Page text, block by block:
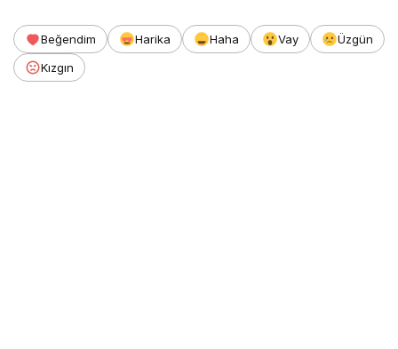
Beğendim Harika Haha Vay
Üzgün
Kızgın